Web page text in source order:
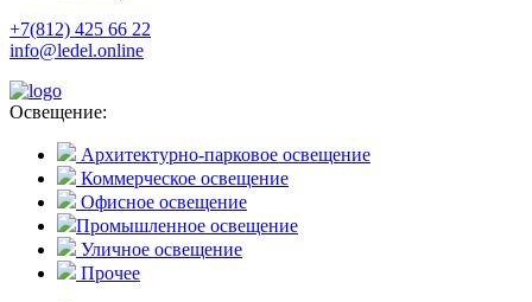
+7(812) 425 66 22
info@ledel.online
Освещение:
Архитектурно-парковое освещение
Коммерческое освещение
Офисное освещение
Промышленное освещение
Уличное освещение
Прочее